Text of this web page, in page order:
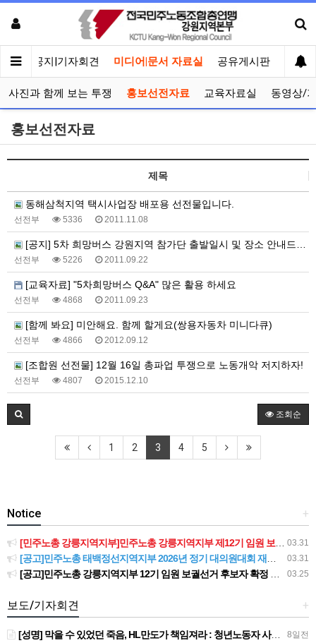
인 공지|기자회견 미디어|문서 자료실 공유게시판 선거
사진과 함께 보는 투쟁 홍보선전자료 교육자료실 동영상/
홍보선전자료
제목
동해삼척지역 택시사업장 배포용 선전물입니다.
선전부 5336 2011.11.08
[공지] 5차 희망버스 강원지역 참가단 출발일시 및 장소 안내드립니다
선전부 5226 2011.09.22
[교육자료] "5차희망버스 Q&A" 많은 활용 하세요
선전부 4868 2011.09.23
[함께 봐요] 미안해요. 함께 할게요(쌍용자동차 미니다큐)
선전부 4866 2012.09.12
[조합원 선전물] 12월 16일 총파업 투쟁으로 노동개악 저지하자!
선전부 4807 2015.12.10
조회순
1 2 3 4 5
+
Notice
03.31
[민주노총 강릉지역지부]민주노총 강릉지역지부 제12기 임원 보궐선거결과 공고
03.31
[공고]민주노총 태백정선지역지부 2026년 정기 대의원대회 재소집 건
03.25
[공고]민주노총 강릉지역지부 12기 임원 보궐선거 후보자 확정 공고
+
보도/기자회견
8일전
[성명] 막을 수 있었던 죽음, HL만도가 책임져라 : 청년노동자 사망사고의 철저한 진상규명과 재발방지 대책 마련하라